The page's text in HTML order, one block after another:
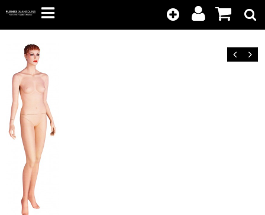
Kunden-
Login
anzeigen
ZurückVor